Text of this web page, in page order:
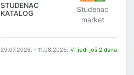
STUDENAC
KATALOG
Studenac
market
29.07.2026. - 11.08.2026. Vrijedi još 2 dana